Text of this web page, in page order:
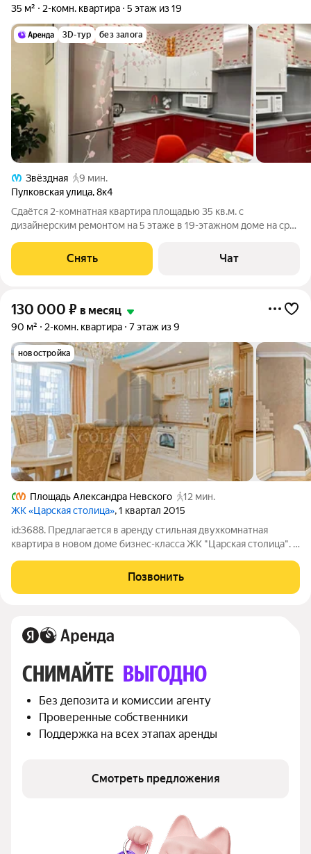
35 м² 2-комн. квартира 5 этаж из 19
3D-тур без залога
Звёздная
9 мин.
Пулковская улица,8к4
Сдаётся 2-комнатная квартира площадью 35 кв.м. с
дизайнерским ремонтом на 5 этаже в 19-этажном доме на срок
Холодильник Посудомоечная машина Микроволновка
Пылесос Дом - монолитный,
Снять Чат
130 000 ₽ в месяц
90 м² 2-комн. квартира 7 этаж из 9
новостройка
Площадь Александра Невского
12 мин.
ЖК «Царская столица», 1 квартал 2015
id:3688. Предлагается в аренду стильная двухкомнатная
квартира в новом доме бизнес-класса ЖК "Царская столица". В
отделочных материалов. Авторский дизайн-проект. Квартира
оборудована всей
Позвонить
СНИМАЙТЕ ВЫГОДНО
Без депозита и комиссии агенту
Проверенные собственники
Поддержка на всех этапах аренды
Смотреть предложения